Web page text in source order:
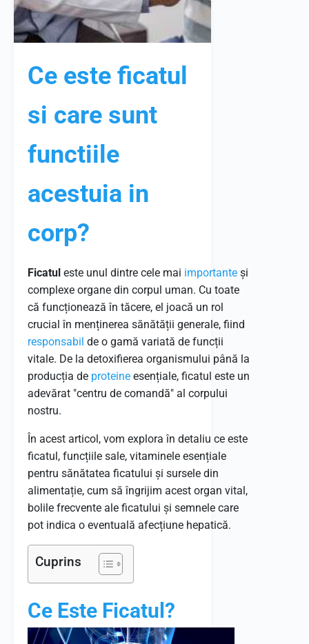
Ce este ficatul
si care sunt
functiile
acestuia in
corp?
Ficatul este unul dintre cele mai importante și
complexe organe din corpul uman. Cu toate
că funcționează în tăcere, el joacă un rol
crucial în menținerea sănătății generale, fiind
responsabil de o gamă variată de funcții
vitale. De la detoxifierea organismului până la
producția de proteine esențiale, ficatul este un
adevărat "centru de comandă" al corpului
nostru.
În acest articol, vom explora în detaliu ce este
ficatul, funcțiile sale, vitaminele esențiale
pentru sănătatea ficatului și sursele din
alimentație, cum să îngrijim acest organ vital,
bolile frecvente ale ficatului și semnele care
pot indica o eventuală afecțiune hepatică.
Cuprins
Ce Este Ficatul?